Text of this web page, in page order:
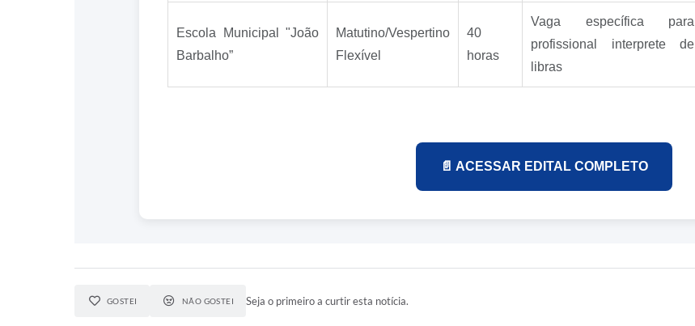
Escola Municipal "João
Barbalho”
Matutino/Vespertino
Flexível
40
horas
Vaga específica para
profissional interprete de
libras
📄 ACESSAR EDITAL COMPLETO
GOSTEI NÃO GOSTEI Seja o primeiro a curtir esta notícia.